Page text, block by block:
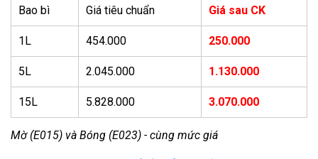
Bao bì Giá tiêu chuẩn Giá sau CK
1L 454.000 250.000
5L 2.045.000 1.130.000
15L 5.828.000 3.070.000
Mờ (E015) và Bóng (E023) - cùng mức giá